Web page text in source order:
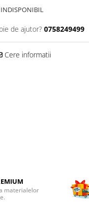
INDISPONIBIL
de ajutor? 0758249499
Cere informatii
materialelor